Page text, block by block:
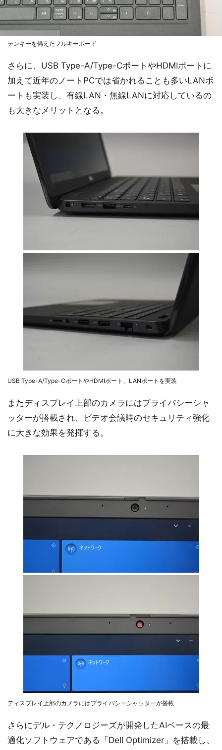
テンキーを備えたフルキーボード
さらに、USB Type-A/Type-CポートやHDMIポートに
加えて近年のノートPCでは省かれることも多いLANポ
ートも実装し、有線LAN・無線LANに対応しているの
も大きなメリットとなる。
USB Type-A/Type-CポートやHDMIポート、LANポートを実装
またディスプレイ上部のカメラにはプライバシーシャ
ッターが搭載され、ビデオ会議時のセキュリティ強化
に大きな効果を発揮する。
ディスプレイ上部のカメラにはプライバシーシャッターが搭載
さらにデル・テクノロジーズが開発したAIベースの最
適化ソフトウェアである「Dell Optimizer」を搭載し、